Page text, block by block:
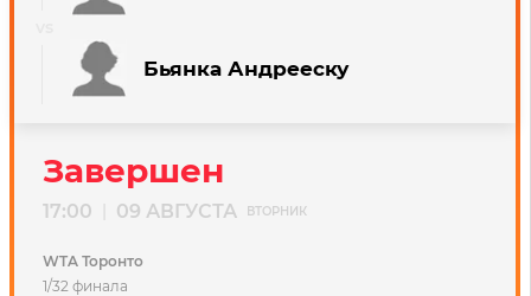
Бьянка Андрееску
Завершен
17:00 09 АВГУСТА ВТОРНИК
WTA Торонто
1/32 финала